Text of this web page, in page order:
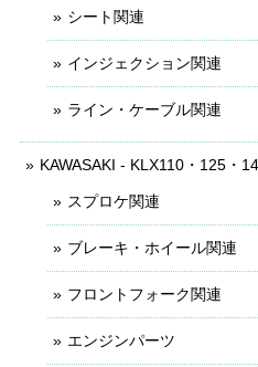
シート関連
インジェクション関連
ライン・ケーブル関連
KAWASAKI - KLX110・125・
スプロケ関連
ブレーキ・ホイール関連
フロントフォーク関連
エンジンパーツ